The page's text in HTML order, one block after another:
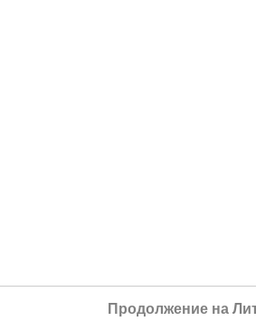
Продолжение на